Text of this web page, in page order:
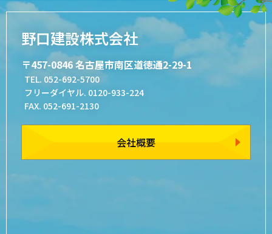
野口建設株式会社
〒457-0846 名古屋市南区道徳通2-29-1
TEL. 052-692-5700
フリーダイヤル. 0120-933-224
FAX. 052-691-2130
会社概要